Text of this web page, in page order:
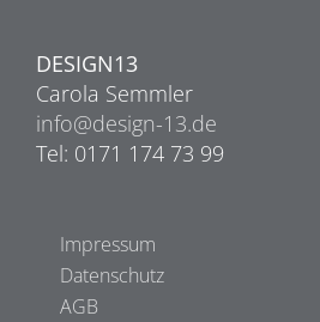
DESIGN13
Carola Semmler
info@design-13.de
Tel: 0171 174 73 99
Impressum
Datenschutz
AGB